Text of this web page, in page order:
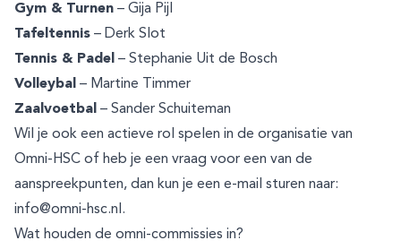
Gym & Turnen – Gija Pijl
Tafeltennis – Derk Slot
Tennis & Padel – Stephanie Uit de Bosch
Volleybal – Martine Timmer
Zaalvoetbal – Sander Schuiteman
Wil je ook een actieve rol spelen in de organisatie van
Omni-HSC of heb je een vraag voor een van de
aanspreekpunten, dan kun je een e-mail sturen naar:
info@omni-hsc.nl .
Wat houden de omni-commissies in?